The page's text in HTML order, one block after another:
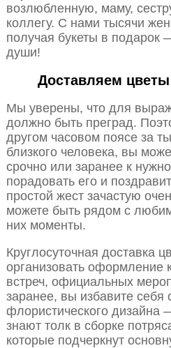
возлюбленную, маму,
коллегу. С нами тысячи
получая букеты в подарок
души!
Доставляем цветы
Мы уверены, что для
должно быть преград.
другом часовом поясе за
близкого человека, вы
срочно или заранее к
порадовать его и
простой жест зачастую
можете быть рядом с
них моменты.
Круглосуточная доставка
организовать оформление
встреч, официальных
заранее, вы избавите себя
флористического дизайна
знают толк в сборке
которые подчеркнут